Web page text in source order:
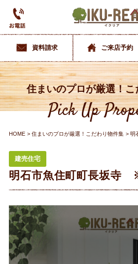
資料請求 ご来店予約
住まいのプロが厳選！
Pick Up
HOME 住まいのプロが厳選！こだわり物件集 明
建売住宅
明石市魚住町町長坂寺